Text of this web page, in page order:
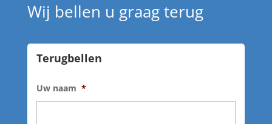
Wij bellen u graag terug
Terugbellen
Uw naam *